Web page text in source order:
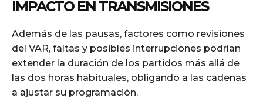
IMPACTO EN TRANSMISIONES
Además de las pausas, factores como revisiones
del VAR, faltas y posibles interrupciones podrían
extender la duración de los partidos más allá de
las dos horas habituales, obligando a las cadenas
a ajustar su programación.